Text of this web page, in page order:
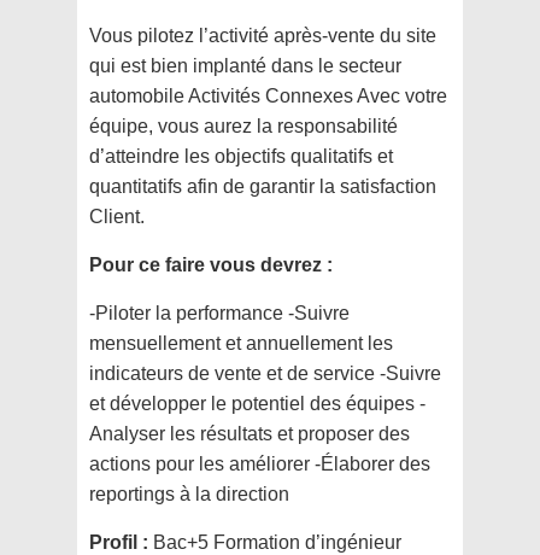
Vous pilotez l’activité après-vente du site
qui est bien implanté dans le secteur
automobile Activités Connexes Avec votre
équipe, vous aurez la responsabilité
d’atteindre les objectifs qualitatifs et
quantitatifs afin de garantir la satisfaction
Client.
Pour ce faire vous devrez :
-Piloter la performance -Suivre
mensuellement et annuellement les
indicateurs de vente et de service -Suivre
et développer le potentiel des équipes -
Analyser les résultats et proposer des
actions pour les améliorer -Élaborer des
reportings à la direction
Profil : Bac+5 Formation d’ingénieur